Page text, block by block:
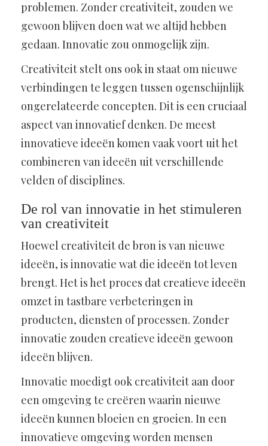
problemen. Zonder creativiteit, zouden we
gewoon blijven doen wat we altijd hebben
gedaan. Innovatie zou onmogelijk zijn.
Creativiteit stelt ons ook in staat om nieuwe
verbindingen te leggen tussen ogenschijnlijk
ongerelateerde concepten. Dit is een cruciaal
aspect van innovatief denken. De meest
innovatieve ideeën komen vaak voort uit het
combineren van ideeën uit verschillende
velden of disciplines.
De rol van innovatie in het stimuleren
van creativiteit
Hoewel creativiteit de bron is van nieuwe
ideeën, is innovatie wat die ideeën tot leven
brengt. Het is het proces dat creatieve ideeën
omzet in tastbare verbeteringen in
producten, diensten of processen. Zonder
innovatie zouden creatieve ideeën gewoon
ideeën blijven.
Innovatie moedigt ook creativiteit aan door
een omgeving te creëren waarin nieuwe
ideeën kunnen bloeien en groeien. In een
innovatieve omgeving worden mensen